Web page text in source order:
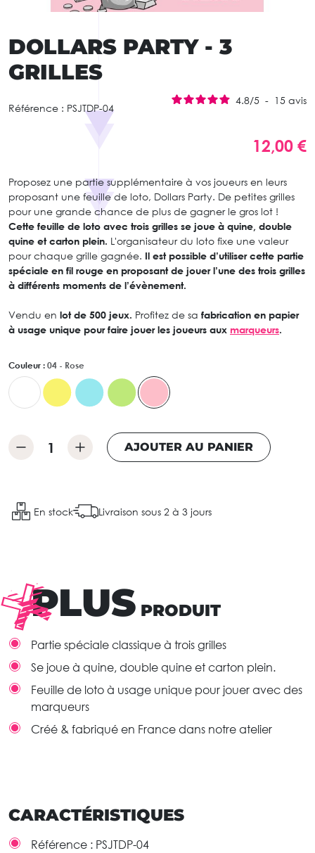
DOLLARS PARTY - 3
GRILLES
Référence : PSJTDP-04
4.8/5 - 15 avis
12,00 €
Proposez une partie supplémentaire à vos joueurs en leurs
proposant une feuille de loto, Dollars Party. De petites grilles
pour une grande chance de plus de gagner le gros lot !
Cette feuille de loto avec trois grilles se joue à quine, double
quine et carton plein. L'organisateur du loto fixe une valeur
pour chaque grille gagnée. Il est possible d’utiliser cette partie
spéciale en fil rouge en proposant de jouer l’une des trois grilles
à différents moments de l’évènement.
Vendu en lot de 500 jeux. Profitez de sa fabrication en papier
à usage unique pour faire jouer les joueurs aux marqueurs.
Couleur : 04 - Rose
AJOUTER AU PANIER
En stock Livraison sous 2 à 3 jours
PLUS PRODUIT
Partie spéciale classique à trois grilles
Se joue à quine, double quine et carton plein.
Feuille de loto à usage unique pour jouer avec des
marqueurs
Créé & fabriqué en France dans notre atelier
CARACTÉRISTIQUES
Référence : PSJTDP-04